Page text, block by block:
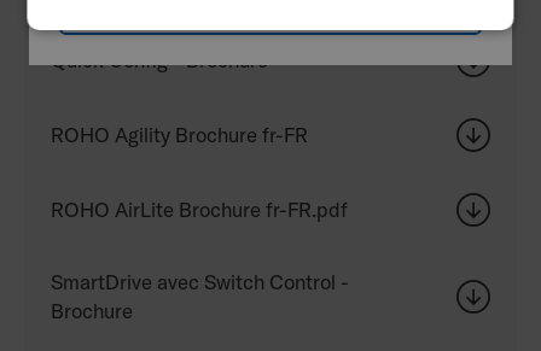
Quick Config - Brochure
ROHO Agility Brochure fr-FR
ROHO AirLite Brochure fr-FR.pdf
SmartDrive avec Switch Control -
Brochure